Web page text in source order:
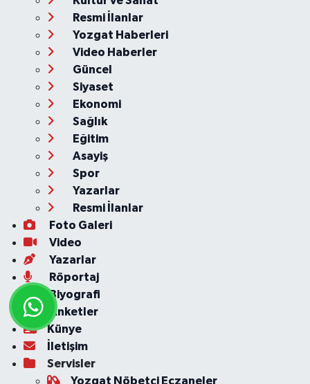
Resmi İlanlar
Yozgat Haberleri
Video Haberler
Güncel
Siyaset
Ekonomi
Sağlık
Eğitim
Asayiş
Spor
Yazarlar
Resmi İlanlar
Foto Galeri
Video
Yazarlar
Röportaj
Biyografi
Anketler
Künye
İletişim
Servisler
Yozgat Nöbetçi Eczaneler